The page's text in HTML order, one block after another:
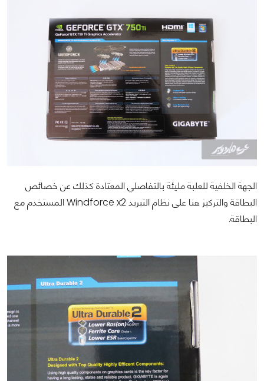
الجهة الخلفية للعلبة مليئة بالتفاصلي المعتادة كذلك عن خصائص
البطاقة والتركيز هنا على نظام التبريد Windforce x2 المستخدم مع
البطاقة.